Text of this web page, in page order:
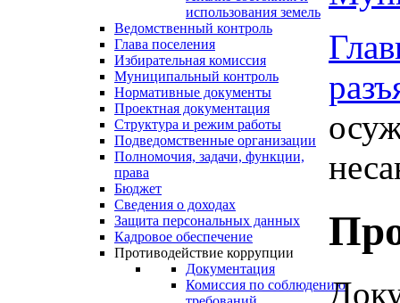
использования земель
Ведомственный контроль
Глава поселения
Избирательная комиссия
Муниципальный контроль
Нормативные документы
Проектная документация
Структура и режим работы
Подведомственные организации
Полномочия, задачи, функции,
права
Бюджет
Сведения о доходах
Защита персональных данных
Кадровое обеспечение
Противодействие коррупции
Документация
Комиссия по соблюдению